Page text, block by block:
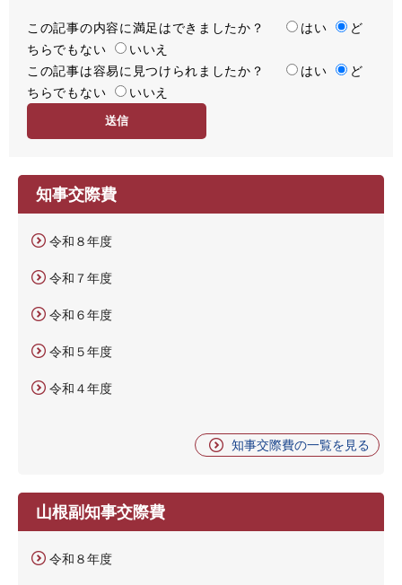
満
足
度
この記事の内容に満足はできましたか？ はい
ど
ちらでもない
いいえ
容
易
この記事は容易に見つけられましたか？ はい
ど
ちらでもない
いいえ
知事交際費
令和８年度
令和７年度
令和６年度
令和５年度
令和４年度
知事交際費の一覧を見る
山根副知事交際費
令和８年度